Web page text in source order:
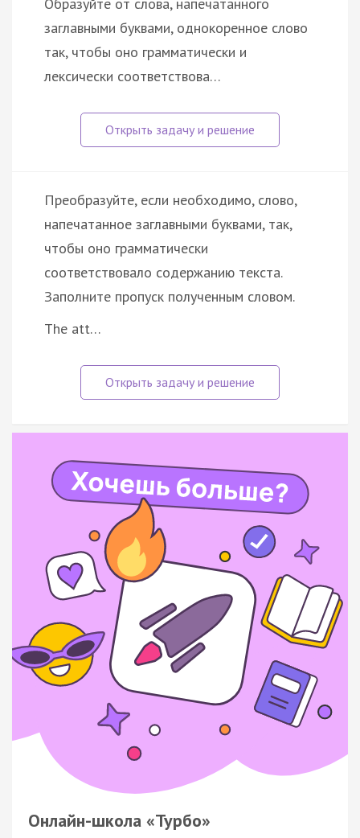
заглавными буквами, однокоренное слово
так, чтобы оно грамматически и
лексически соответствова…
Преобразуйте, если необходимо, слово,
напечатанное заглавными буквами, так,
чтобы оно грамматически
соответствовало содержанию текста.
Заполните пропуск полученным словом.
The att…
Онлайн-школа «Турбо»